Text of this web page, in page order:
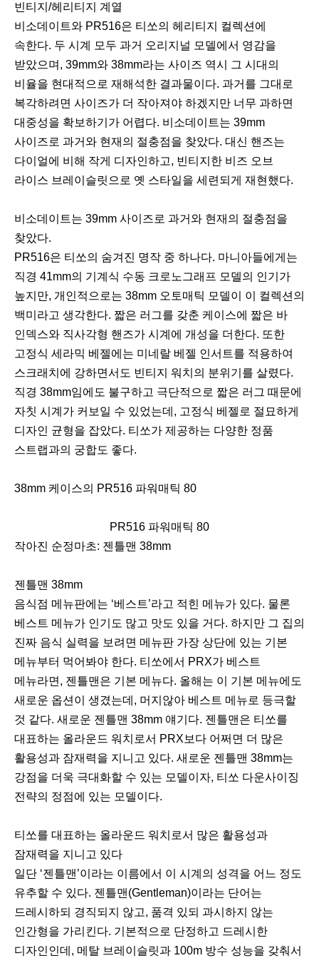
빈티지/헤리티지 계열
비소데이트와 PR516은 티쏘의 헤리티지 컬렉션에
속한다. 두 시계 모두 과거 오리지널 모델에서 영감을
받았으며, 39mm와 38mm라는 사이즈 역시 그 시대의
비율을 현대적으로 재해석한 결과물이다. 과거를 그대로
복각하려면 사이즈가 더 작아져야 하겠지만 너무 과하면
대중성을 확보하기가 어렵다. 비소데이트는 39mm
사이즈로 과거와 현재의 절충점을 찾았다. 대신 핸즈는
다이얼에 비해 작게 디자인하고, 빈티지한 비즈 오브
라이스 브레이슬릿으로 옛 스타일을 세련되게 재현했다.
비소데이트는 39mm 사이즈로 과거와 현재의 절충점을
찾았다.
PR516은 티쏘의 숨겨진 명작 중 하나다. 마니아들에게는
직경 41mm의 기계식 수동 크로노그래프 모델의 인기가
높지만, 개인적으로는 38mm 오토매틱 모델이 이 컬렉션의
백미라고 생각한다. 짧은 러그를 갖춘 케이스에 짧은 바
인덱스와 직사각형 핸즈가 시계에 개성을 더한다. 또한
고정식 세라믹 베젤에는 미네랄 베젤 인서트를 적용하여
스크래치에 강하면서도 빈티지 워치의 분위기를 살렸다.
직경 38mm임에도 불구하고 극단적으로 짧은 러그 때문에
자칫 시계가 커보일 수 있었는데, 고정식 베젤로 절묘하게
디자인 균형을 잡았다. 티쏘가 제공하는 다양한 정품
스트랩과의 궁합도 좋다.
38mm 케이스의 PR516 파워매틱 80
PR516 파워매틱 80
이
다
작아진 순정마초: 젠틀맨 38mm
젠틀맨 38mm
음식점 메뉴판에는 ‘베스트’라고 적힌 메뉴가 있다. 물론
베스트 메뉴가 인기도 많고 맛도 있을 거다. 하지만 그 집의
진짜 음식 실력을 보려면 메뉴판 가장 상단에 있는 기본
메뉴부터 먹어봐야 한다. 티쏘에서 PRX가 베스트
메뉴라면, 젠틀맨은 기본 메뉴다. 올해는 이 기본 메뉴에도
새로운 옵션이 생겼는데, 머지않아 베스트 메뉴로 등극할
것 같다. 새로운 젠틀맨 38mm 얘기다. 젠틀맨은 티쏘를
대표하는 올라운드 워치로서 PRX보다 어쩌면 더 많은
활용성과 잠재력을 지니고 있다. 새로운 젠틀맨 38mm는
강점을 더욱 극대화할 수 있는 모델이자, 티쏘 다운사이징
전략의 정점에 있는 모델이다.
티쏘를 대표하는 올라운드 워치로서 많은 활용성과
잠재력을 지니고 있다
일단 ‘젠틀맨’이라는 이름에서 이 시계의 성격을 어느 정도
유추할 수 있다. 젠틀맨(Gentleman)이라는 단어는
드레시하되 경직되지 않고, 품격 있되 과시하지 않는
인간형을 가리킨다. 기본적으로 단정하고 드레시한
디자인인데, 메탈 브레이슬릿과 100m 방수 성능을 갖춰서